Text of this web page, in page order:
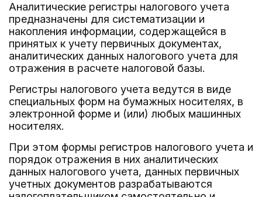
Аналитические регистры налогового учета
предназначены для систематизации и
накопления информации, содержащейся в
принятых к учету первичных документах,
аналитических данных налогового учета для
отражения в расчете налоговой базы.
Регистры налогового учета ведутся в виде
специальных форм на бумажных носителях, в
электронной форме и (или) любых машинных
носителях.
При этом формы регистров налогового учета и
порядок отражения в них аналитических
данных налогового учета, данных первичных
учетных документов разрабатываются